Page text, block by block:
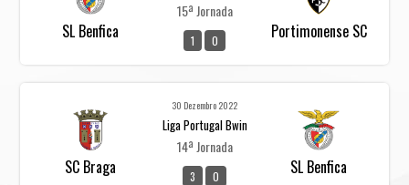
SL Benfica
15ª Jornada
1 0 Portimonense SC
SC Braga
30 Dezembro 2022
Liga Portugal Bwin
14ª Jornada
3 0 SL Benfica